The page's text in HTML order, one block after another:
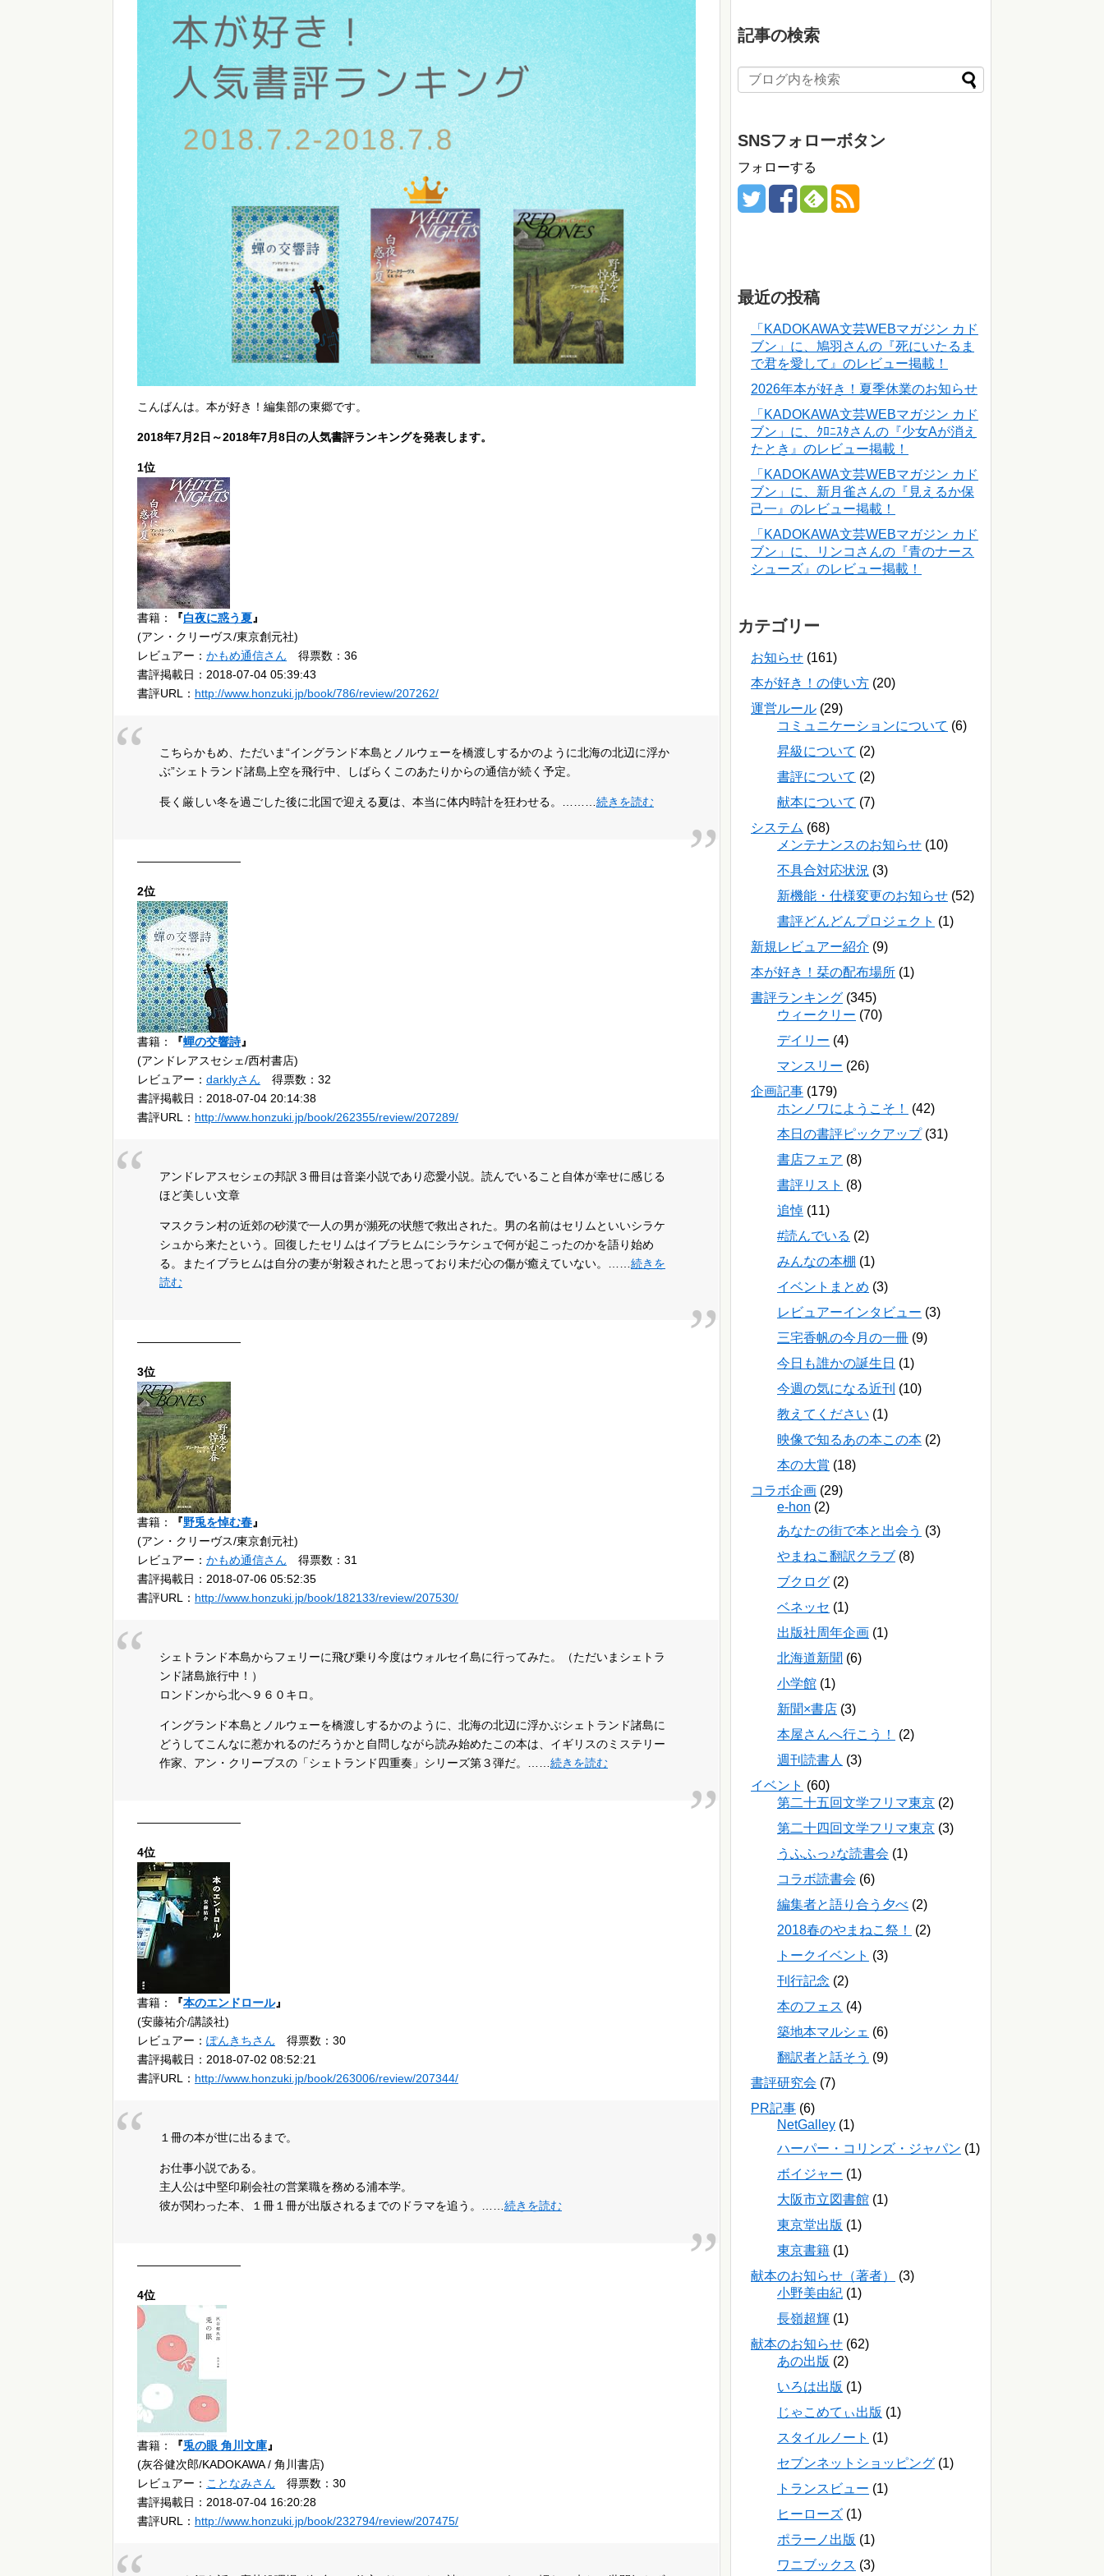
こんばんは。本が好き！編集部の東郷です。
2018年7月2日～2018年7月8日の人気書評ランキングを発表します。
1位
書籍： 『白夜に惑う夏』
(アン・クリーヴス/東京創元社)
レビュアー： かもめ通信さん 得票数：36
書評掲載日：2018-07-04 05:39:43
書評URL： http://www.honzuki.jp/book/786/review/207262/
こちらかもめ、ただいま“イングランド本島とノルウェーを橋渡しするかのように北海の北辺に浮か
ぶ”シェトランド諸島上空を飛行中、しばらくこのあたりからの通信が続く予定。
長く厳しい冬を過ごした後に北国で迎える夏は、本当に体内時計を狂わせる。………続きを読む
—————————
2位
書籍： 『蟬の交響詩』
(アンドレアスセシェ/西村書店)
レビュアー： darklyさん 得票数：32
書評掲載日：2018-07-04 20:14:38
書評URL： http://www.honzuki.jp/book/262355/review/207289/
アンドレアスセシェの邦訳３冊目は音楽小説であり恋愛小説。読んでいること自体が幸せに感じる
ほど美しい文章
マスクラン村の近郊の砂漠で一人の男が瀕死の状態で救出された。男の名前はセリムといいシラケ
シュから来たという。回復したセリムはイブラヒムにシラケシュで何が起こったのかを語り始め
る。またイブラヒムは自分の妻が射殺されたと思っており未だ心の傷が癒えていない。……続きを
読む
—————————
3位
書籍： 『野兎を悼む春』
(アン・クリーヴス/東京創元社)
レビュアー： かもめ通信さん 得票数：31
書評掲載日：2018-07-06 05:52:35
書評URL： http://www.honzuki.jp/book/182133/review/207530/
シェトランド本島からフェリーに飛び乗り今度はウォルセイ島に行ってみた。（ただいまシェトラ
ンド諸島旅行中！）
ロンドンから北へ９６０キロ。
イングランド本島とノルウェーを橋渡しするかのように、北海の北辺に浮かぶシェトランド諸島に
どうしてこんなに惹かれるのだろうかと自問しながら読み始めたこの本は、イギリスのミステリー
作家、アン・クリーブスの「シェトランド四重奏」シリーズ第３弾だ。……続きを読む
—————————
4位
書籍： 『本のエンドロール』
(安藤祐介/講談社)
レビュアー： ぽんきちさん 得票数：30
書評掲載日：2018-07-02 08:52:21
書評URL： http://www.honzuki.jp/book/263006/review/207344/
１冊の本が世に出るまで。
お仕事小説である。
主人公は中堅印刷会社の営業職を務める浦本学。
彼が関わった本、１冊１冊が出版されるまでのドラマを追う。……続きを読む
—————————
4位
書籍： 『兎の眼 角川文庫』
(灰谷健次郎/KADOKAWA / 角川書店)
レビュアー： ことなみさん 得票数：30
書評掲載日：2018-07-04 16:20:28
書評URL： http://www.honzuki.jp/book/232794/review/207475/
記事の検索
SNSフォローボタン
フォローする
最近の投稿
「KADOKAWA文芸WEBマガジン カド
ブン」に、鳩羽さんの『死にいたるま
で君を愛して』のレビュー掲載！
2026年本が好き！夏季休業のお知らせ
「KADOKAWA文芸WEBマガジン カド
ブン」に、ｸﾛﾆｽﾀさんの『少女Aが消え
たとき』のレビュー掲載！
「KADOKAWA文芸WEBマガジン カド
ブン」に、新月雀さんの『見えるか保
己一』のレビュー掲載！
「KADOKAWA文芸WEBマガジン カド
ブン」に、リンコさんの『青のナース
シューズ』のレビュー掲載！
カテゴリー
お知らせ (161)
本が好き！の使い方 (20)
運営ルール (29)
コミュニケーションについて (6)
昇級について (2)
書評について (2)
献本について (7)
システム (68)
メンテナンスのお知らせ (10)
不具合対応状況 (3)
新機能・仕様変更のお知らせ (52)
書評どんどんプロジェクト (1)
新規レビュアー紹介 (9)
本が好き！栞の配布場所 (1)
書評ランキング (345)
ウィークリー (70)
デイリー (4)
マンスリー (26)
企画記事 (179)
ホンノワにようこそ！
(42)
本日の書評ピックアップ(31)
書店フェア (8)
書評リスト (8)
追悼 (11)
#読んでいる (2)
みんなの本棚 (1)
イベントまとめ (3)
レビュアーインタビュー (3)
三宅香帆の今月の一冊 (9)
今日も誰かの誕生日 (1)
今週の気になる近刊 (10)
教えてください (1)
映像で知るあの本この本 (2)
本の大賞 (18)
コラボ企画 (29)
e-hon (2)
あなたの街で本と出会う (3)
やまねこ翻訳クラブ (8)
ブクログ (2)
ベネッセ (1)
出版社周年企画 (1)
北海道新聞 (6)
小学館 (1)
新聞×書店 (3)
本屋さんへ行こう！
(2)
週刊読書人 (3)
イベント (60)
第二十五回文学フリマ東京 (2)
第二十四回文学フリマ東京 (3)
うふふっ♪な読書会 (1)
コラボ読書会 (6)
編集者と語り合う夕べ (2)
2018春のやまねこ祭！
(2)
トークイベント (3)
刊行記念 (2)
本のフェス (4)
築地本マルシェ (6)
翻訳者と話そう (9)
書評研究会 (7)
PR記事 (6)
NetGalley (1)
ハーパー・コリンズ・ジャパン (1)
ボイジャー (1)
大阪市立図書館 (1)
東京堂出版 (1)
東京書籍 (1)
献本のお知らせ（著者）
(3)
小野美由紀 (1)
長嶺超輝 (1)
献本のお知らせ (62)
あの出版 (2)
いろは出版 (1)
じゃこめてぃ出版 (1)
スタイルノート (1)
セブンネットショッピング (1)
トランスビュー (1)
ヒーローズ (1)
ポラーノ出版 (1)
ワニブックス (3)